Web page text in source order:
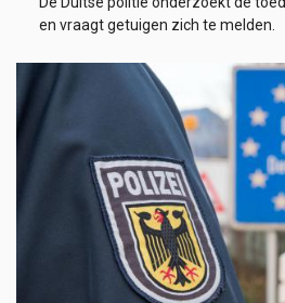
en vraagt getuigen zich te melden.